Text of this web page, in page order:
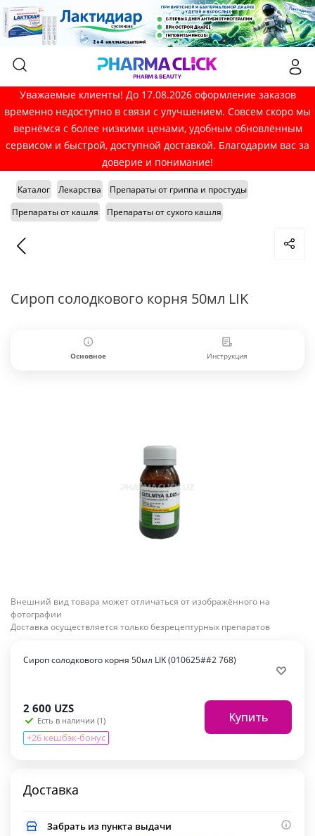
Уважаемые клиенты! До 17.08.2026 оформление заказов
временно недоступно в связи с улучшением. Совсем скоро мы
вернёмся с более низкими ценами, удобным обновлённым
сервисом и быстрой, доступной доставкой. Благодарим вас за
доверие и понимание!
Каталог Лекарства
Препараты от гриппа и простуды
Препараты от кашля
Препараты от сухого кашля
Сироп солодкового корня 50мл LIK
Основное Инструкция
Внешний вид товара может отличаться от изображённого на
фотографии
Доставка осуществляется только безрецептурных препаратов
Сироп солодкового корня 50мл LIK (010625##2 768)
2 600 UZS
Есть в наличии (1)
+26 кешбэк-бонус
Купить
Доставка
Забрать из пункта выдачи